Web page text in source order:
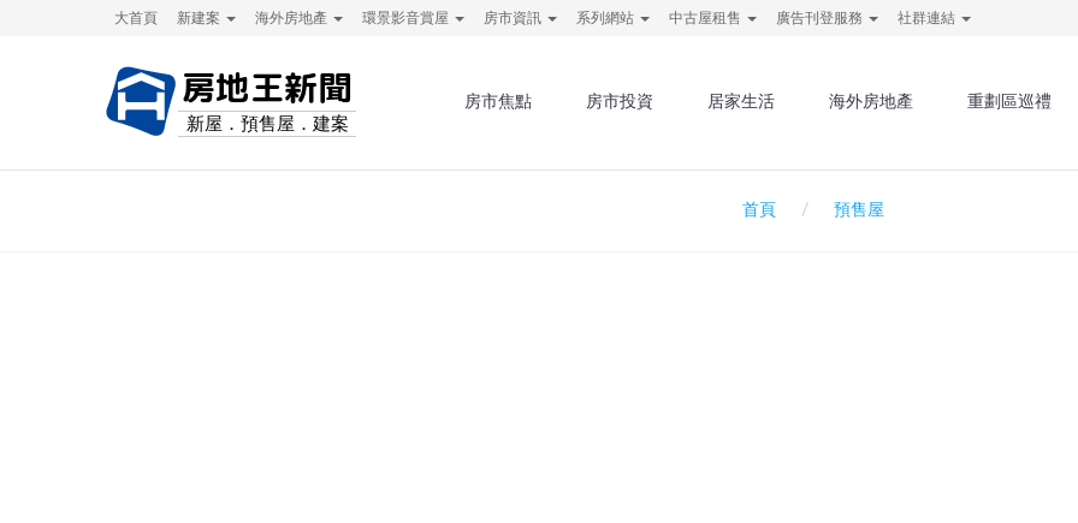
大首頁 新建案 海外房地產 環景影音賞屋 房市資訊 系列網站 中古屋租售 廣告刊登服務 社群連結
房地王新聞
新屋．預售屋．建案
房市焦點 房市投資 居家生活 海外房地產 重劃區巡禮
首頁 預售屋